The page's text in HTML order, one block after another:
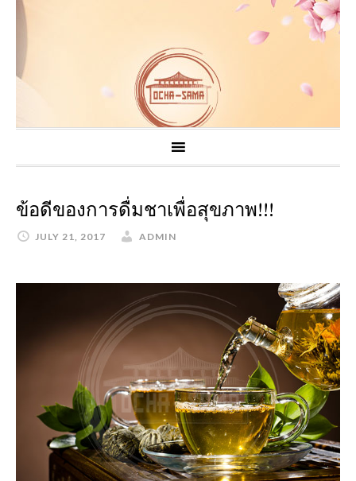
ข้อดีของการดื่มชาเพื่อสุขภาพ!!!
JULY 21, 2017 ADMIN